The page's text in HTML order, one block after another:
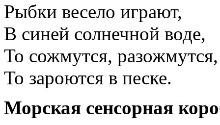
Рыбки весело играют,
В синей солнечной воде,
То сожмутся, разожмутся,
То зароются в песке.
Морская сенсорная